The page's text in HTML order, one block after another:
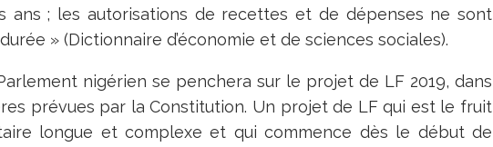
ans ; les autorisations de recettes et de dépenses ne sont
» (Dictionnaire d’économie et de sciences sociales).
nigérien se penchera sur le projet de LF 2019, dans
prévues par la Constitution. Un projet de LF qui est le fruit
longue et complexe et qui commence dès le début de